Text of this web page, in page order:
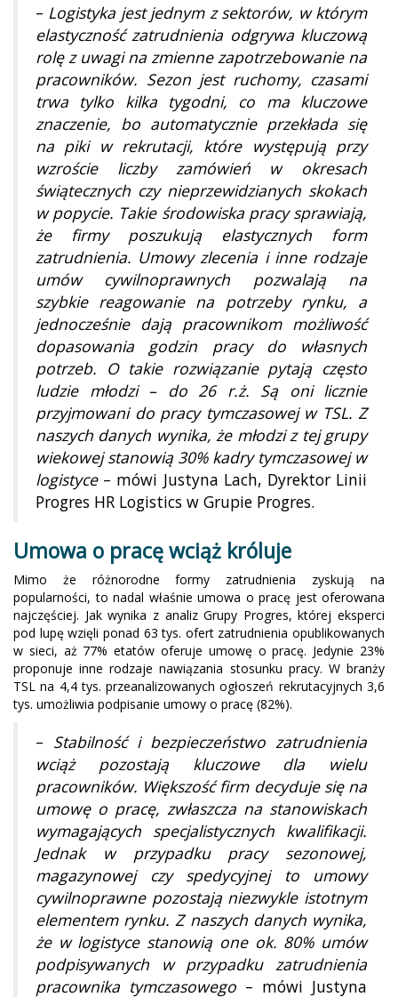
– Logistyka jest jednym z sektorów, w którym
elastyczność zatrudnienia odgrywa kluczową
rolę z uwagi na zmienne zapotrzebowanie na
pracowników. Sezon jest ruchomy, czasami
trwa tylko kilka tygodni, co ma kluczowe
znaczenie, bo automatycznie przekłada się
na piki w rekrutacji, które występują przy
wzroście liczby zamówień w okresach
świątecznych czy nieprzewidzianych skokach
w popycie. Takie środowiska pracy sprawiają,
że firmy poszukują elastycznych form
zatrudnienia. Umowy zlecenia i inne rodzaje
umów cywilnoprawnych pozwalają na
szybkie reagowanie na potrzeby rynku, a
jednocześnie dają pracownikom możliwość
dopasowania godzin pracy do własnych
potrzeb. O takie rozwiązanie pytają często
ludzie młodzi – do 26 r.ż. Są oni licznie
przyjmowani do pracy tymczasowej w TSL. Z
naszych danych wynika, że młodzi z tej grupy
wiekowej stanowią 30% kadry tymczasowej w
logistyce – mówi Justyna Lach, Dyrektor Linii
Progres HR Logistics w Grupie Progres.
Umowa o pracę wciąż króluje
Mimo że różnorodne formy zatrudnienia zyskują na
popularności, to nadal właśnie umowa o pracę jest oferowana
najczęściej. Jak wynika z analiz Grupy Progres, której eksperci
pod lupę wzięli ponad 63 tys. ofert zatrudnienia opublikowanych
w sieci, aż 77% etatów oferuje umowę o pracę. Jedynie 23%
proponuje inne rodzaje nawiązania stosunku pracy. W branży
TSL na 4,4 tys. przeanalizowanych ogłoszeń rekrutacyjnych 3,6
tys. umożliwia podpisanie umowy o pracę (82%).
– Stabilność i bezpieczeństwo zatrudnienia
wciąż pozostają kluczowe dla wielu
pracowników. Większość firm decyduje się na
umowę o pracę, zwłaszcza na stanowiskach
wymagających specjalistycznych kwalifikacji.
Jednak w przypadku pracy sezonowej,
magazynowej czy spedycyjnej to umowy
cywilnoprawne pozostają niezwykle istotnym
elementem rynku. Z naszych danych wynika,
że w logistyce stanowią one ok. 80% umów
podpisywanych w przypadku zatrudnienia
pracownika tymczasowego – mówi Justyna